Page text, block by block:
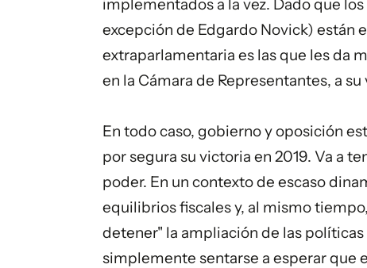
implementados a la vez. Dado que
excepción de Edgardo Novick) están
extraparlamentaria es las que les da
en la Cámara de Representantes, a
En todo caso, gobierno y oposición
por segura su victoria en 2019. Va a
poder. En un contexto de escaso
equilibrios fiscales y, al mismo
detener" la ampliación de las políticas
simplemente sentarse a esperar que